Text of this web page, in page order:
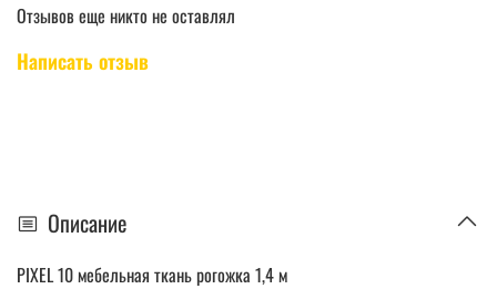
Отзывов еще никто не оставлял
Написать отзыв
Описание
PIXEL 10 мебельная ткань рогожка 1,4 м